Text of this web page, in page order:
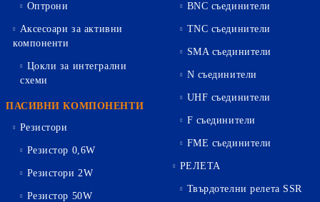
Оптрони
Аксесоари за активни
компоненти
Цокли за интегрални
схеми
ПАСИВНИ КОМПОНЕНТИ
Резистори
Резистор 0,6W
Резистори 2W
Резистор 50W
BNC съединители
TNC съединители
SMA съединители
N съединители
UHF съединители
F съединители
FME съединители
РЕЛЕТА
Твърдотелни релета SSR